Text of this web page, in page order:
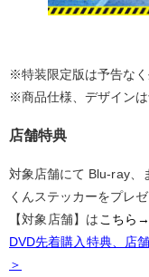
※特装限定版は予告なく
※商品仕様、デザインは
店舗特典
対象店舗にて Blu-ray、
くんステッカーをプレ
【対象店舗】は こちら→
DVD先着購入特典、店
＞